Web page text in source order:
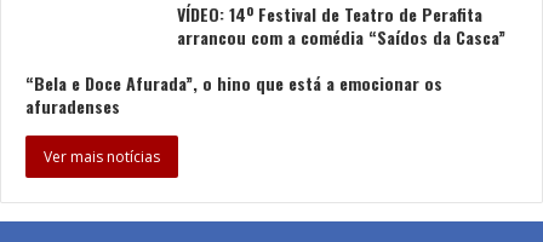
VÍDEO: 14º Festival de Teatro de Perafita
arrancou com a comédia “Saídos da Casca”
“Bela e Doce Afurada”, o hino que está a emocionar os
afuradenses
Ver mais notícias